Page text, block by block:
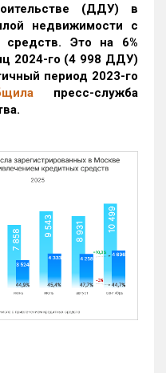
(ДДУ) в
недвижимости с
средств. Это на 6%
2024-го (4 998 ДДУ)
период 2023-го
пресс-служба